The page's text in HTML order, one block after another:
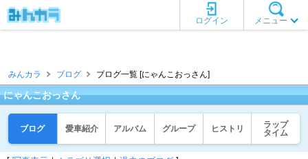
メニュー
ログイン
みんカラ ブログ ブログ一覧 [にゃんこおっさん]
にゃんこおっさん
ブログ 愛車紹介 アルバム グループ ヒストリ
ラップ
タイム